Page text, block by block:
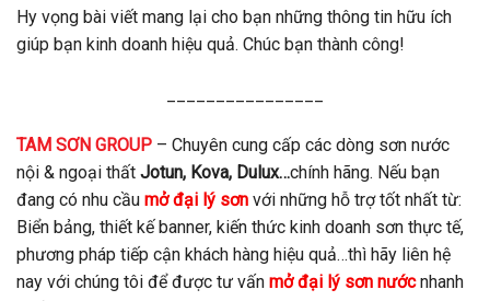
Hy vọng bài viết mang lại cho bạn những thông tin hữu ích
giúp bạn kinh doanh hiệu quả. Chúc bạn thành công!
TAM SƠN GROUP – Chuyên cung cấp các dòng sơn nước
nội & ngoại thất Jotun, Kova, Dulux…chính hãng. Nếu bạn
đang có nhu cầu mở đại lý sơn với những hỗ trợ tốt nhất từ:
Biển bảng, thiết kế banner, kiến thức kinh doanh sơn thực tế,
phương pháp tiếp cận khách hàng hiệu quả…thì hãy liên hệ
nay với chúng tôi để được tư vấn mở đại lý sơn nướcnhanh